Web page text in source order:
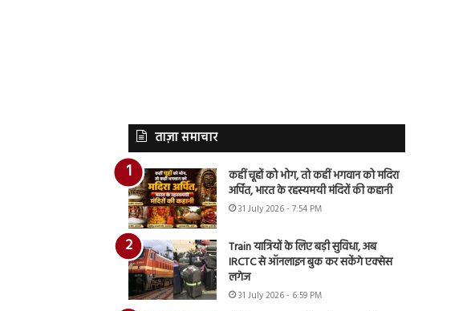
ताज़ा समाचार
कहीं चूहों को भोग, तो कहीं भगवान को मदिरा
अर्पित, भारत के रहस्यमयी मंदिरों की कहानी
31 July 2026 - 7:54 PM
Train यात्रियों के लिए बड़ी सुविधा, अब
IRCTC से ऑनलाइन बुक कर सकेंगे एक्सेस
लगेज
31 July 2026 - 6:59 PM